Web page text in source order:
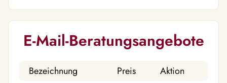
E-Mail-Beratungsangebote
Bezeichnung Preis
Aktion